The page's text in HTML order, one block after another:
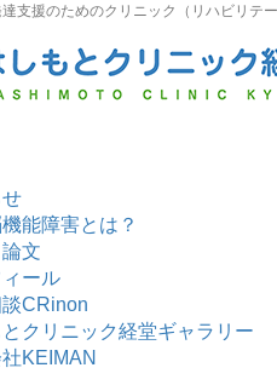
支援のためのクリニック（リハビリ
能障害とは？
文
ール
CRinon
クリニック経堂ギャラリー
KEIMAN